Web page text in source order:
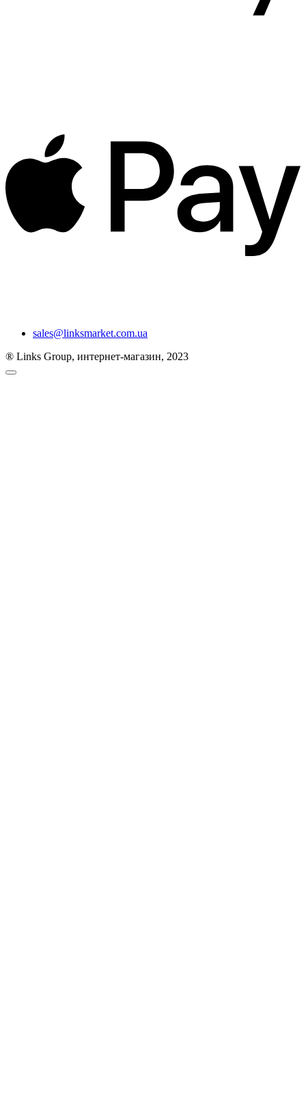
sales@linksmarket.com.ua
® Links Group, интернет-магазин, 2023